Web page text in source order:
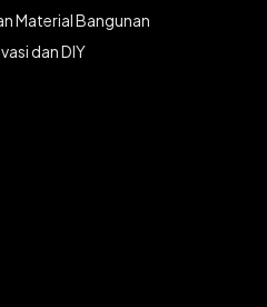
Material Bangunan
dan DIY